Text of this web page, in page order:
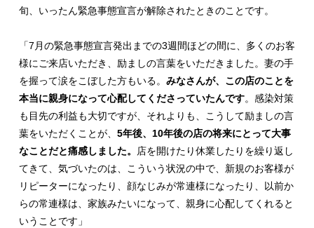
旬、いったん緊急事態宣言が解除されたときのことです。
「7月の緊急事態宣言発出までの3週間ほどの間に、多くのお客
様にご来店いただき、励ましの言葉をいただきました。妻の手
を握って涙をこぼした方もいる。 みなさんが、この店のことを
本当に親身になって心配してくださっていたんです。感染対策
も目先の利益も大切ですが、それよりも、こうして励ましの言
葉をいただくことが、 5年後、10年後の店の将来にとって大事
なことだと痛感しました。
店を開けたり休業したりを繰り返し
てきて、気づいたのは、こういう状況の中で、新規のお客様が
リピーターになったり、顔なじみが常連様になったり、以前か
らの常連様は、家族みたいになって、親身に心配してくれると
いうことです」